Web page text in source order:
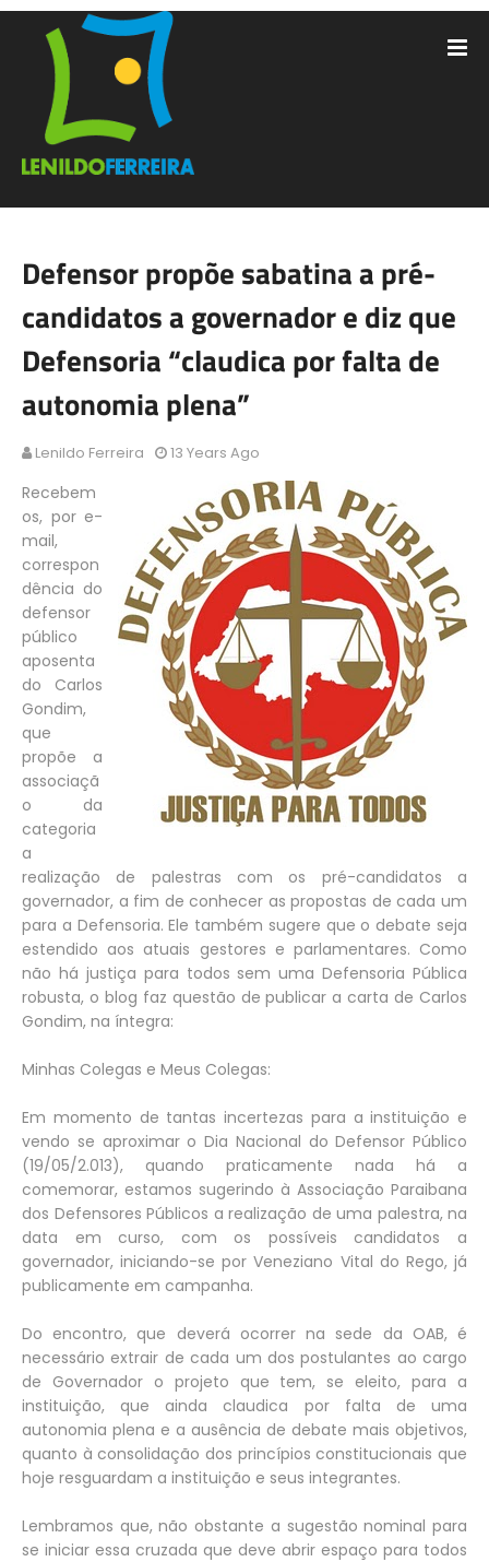
Defensor propõe sabatina a pré-
candidatos a governador e diz que
Defensoria “claudica por falta de
autonomia plena”
Lenildo Ferreira 13 Years Ago
Recebem
os, por e-
mail,
correspon
dência do
defensor
público
aposenta
do Carlos
Gondim,
que
propõe a
associaçã
o da
categoria
a
realização de palestras com os pré-candidatos a
governador, a fim de conhecer as propostas de cada um
para a Defensoria. Ele também sugere que o debate seja
estendido aos atuais gestores e parlamentares. Como
não há justiça para todos sem uma Defensoria Pública
robusta, o blog faz questão de publicar a carta de Carlos
Gondim, na íntegra:
Minhas Colegas e Meus Colegas:
Em momento de tantas incertezas para a instituição e
vendo se aproximar o Dia Nacional do Defensor Público
(19/05/2.013), quando praticamente nada há a
comemorar, estamos sugerindo à Associação Paraibana
dos Defensores Públicos a realização de uma palestra, na
data em curso, com os possíveis candidatos a
governador, iniciando-se por Veneziano Vital do Rego, já
publicamente em campanha.
Do encontro, que deverá ocorrer na sede da OAB, é
necessário extrair de cada um dos postulantes ao cargo
de Governador o projeto que tem, se eleito, para a
instituição, que ainda claudica por falta de uma
autonomia plena e a ausência de debate mais objetivos,
quanto à consolidação dos princípios constitucionais que
hoje resguardam a instituição e seus integrantes.
Lembramos que, não obstante a sugestão nominal para
se iniciar essa cruzada que deve abrir espaço para todos